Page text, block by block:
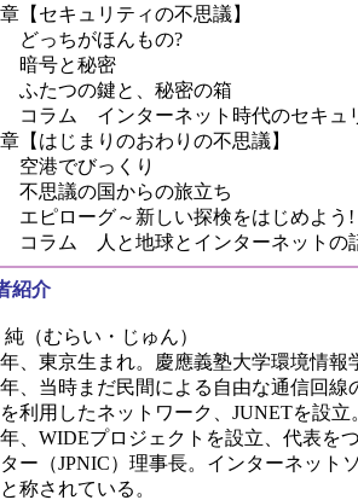
【セキュリティの不思議】
ちがほんもの?
と秘密
つの鍵と、秘密の箱
ム インターネット時代のセキュリ
【はじまりのおわりの不思議】
でびっくり
議の国からの旅立ち
ローグ～新しい探検をはじめよう!
ム 人と地球とインターネットの
紹介
（むらい・じゅん）
年、東京生まれ。慶應義塾大学環境情報
年、当時まだ民間による自由な通信回
利用したネットワーク、JUNETを設立
年、WIDEプロジェクトを設立、代表を
ー（JPNIC）理事長。インターネット
称されている。